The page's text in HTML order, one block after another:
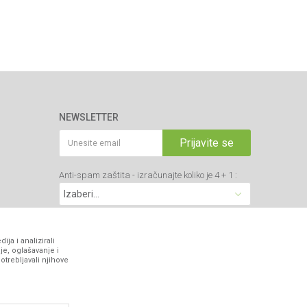
NEWSLETTER
Prijavite se
Anti-spam zaštita - izračunajte koliko je 4 + 1 :
i analizirali
oglašavanje i
njihove